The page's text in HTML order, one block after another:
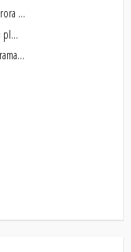
...
pl...